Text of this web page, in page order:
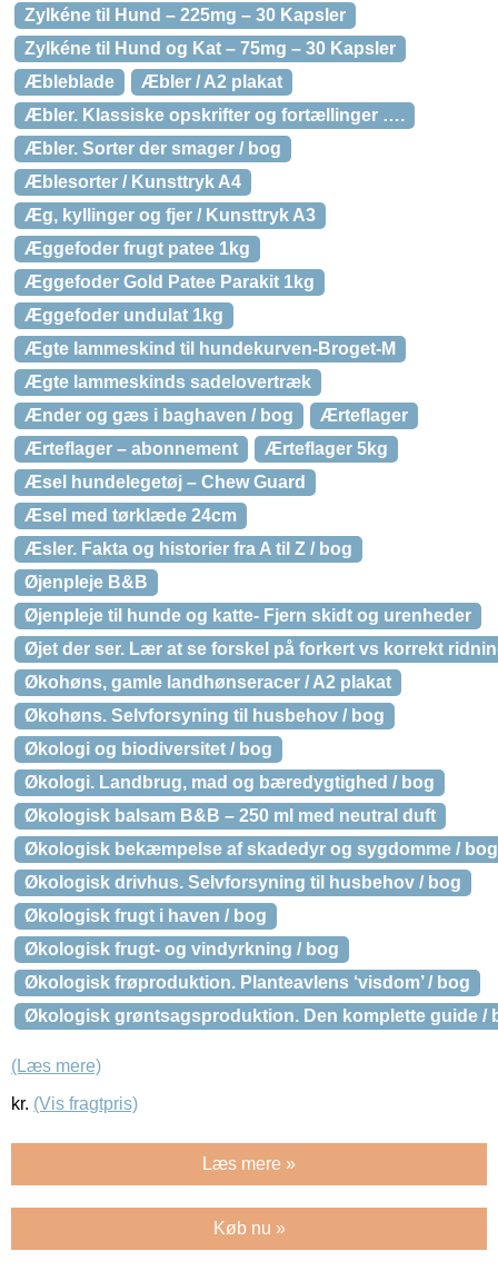
Zylkéne til Hund – 225mg – 30 Kapsler
Zylkéne til Hund og Kat – 75mg – 30 Kapsler
Æbleblade
Æbler / A2 plakat
Æbler. Klassiske opskrifter og fortællinger ….
Æbler. Sorter der smager / bog
Æblesorter / Kunsttryk A4
Æg, kyllinger og fjer / Kunsttryk A3
Æggefoder frugt patee 1kg
Æggefoder Gold Patee Parakit 1kg
Æggefoder undulat 1kg
Ægte lammeskind til hundekurven-Broget-M
Ægte lammeskinds sadelovertræk
Ænder og gæs i baghaven / bog
Ærteflager
Ærteflager – abonnement
Ærteflager 5kg
Æsel hundelegetøj – Chew Guard
Æsel med tørklæde 24cm
Æsler. Fakta og historier fra A til Z / bog
Øjenpleje B&B
Øjenpleje til hunde og katte- Fjern skidt og urenheder
Øjet der ser. Lær at se forskel på forkert vs korrekt
Økohøns, gamle landhønseracer / A2 plakat
Økohøns. Selvforsyning til husbehov / bog
Økologi og biodiversitet / bog
Økologi. Landbrug, mad og bæredygtighed / bog
Økologisk balsam B&B – 250 ml med neutral duft
Økologisk bekæmpelse af skadedyr og sygdomme / bog
Økologisk drivhus. Selvforsyning til husbehov / bog
Økologisk frugt i haven / bog
Økologisk frugt- og vindyrkning / bog
Økologisk frøproduktion. Planteavlens ‘visdom’ / bog
Økologisk grøntsagsproduktion. Den komplette guide /
(Læs mere)
kr. (Vis fragtpris)
Læs mere »
Køb nu »